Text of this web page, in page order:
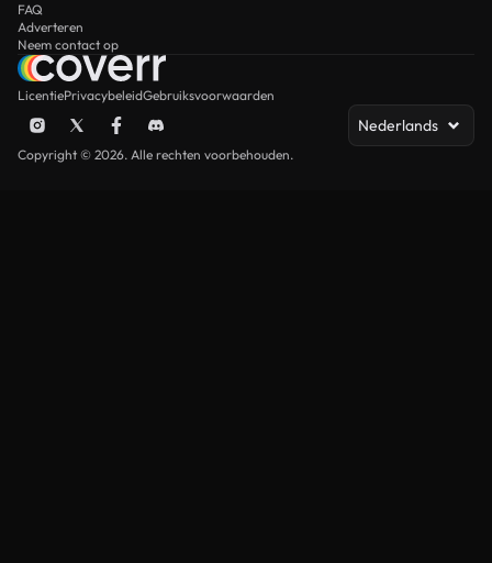
FAQ
Adverteren
Neem contact op
LicentiePrivacybeleidGebruiksvoorwaarden
Nederlands
Copyright © 2026. Alle rechten voorbehouden.